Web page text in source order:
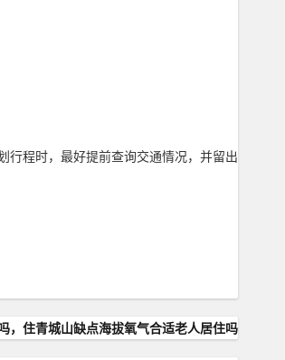
行程时，最好提前查询交通情况，并留出
，住青城山缺点海拔氧气合适老人居住吗